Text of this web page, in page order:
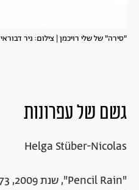
"סירה" של שלי רויכמן | צילום: ניר דבוראי
גשם של עפרונות
Helga Stüber-Nicolas